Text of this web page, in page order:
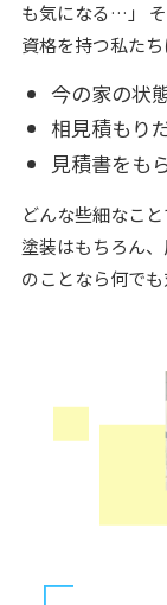
も気になる…」
資格を持つ私たち
今の家の状
相見積もり
見積書をも
どんな些細なこ
塗装はもちろん
のことなら何でも